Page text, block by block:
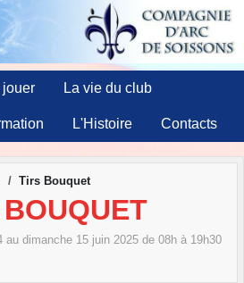
jouer La vie du club
L'Histoire Contacts
Tirs Bouquet
au dimanche 15 juin 2025 de 08h à 19h30